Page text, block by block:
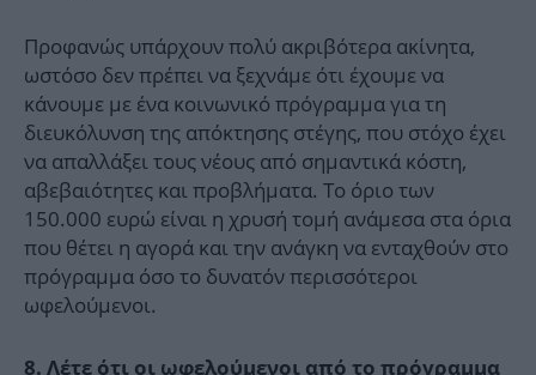
Προφανώς υπάρχουν πολύ ακριβότερα ακίνητα,
ωστόσο δεν πρέπει να ξεχνάμε ότι έχουμε να
κάνουμε με ένα κοινωνικό πρόγραμμα για τη
διευκόλυνση της απόκτησης στέγης, που στόχο έχει
να απαλλάξει τους νέους από σημαντικά κόστη,
αβεβαιότητες και προβλήματα. Το όριο των
150.000 ευρώ είναι η χρυσή τομή ανάμεσα στα όρια
που θέτει η αγορά και την ανάγκη να ενταχθούν στο
πρόγραμμα όσο το δυνατόν περισσότεροι
ωφελούμενοι.
8. Λέτε ότι οι ωφελούμενοι από το πρόγραμμα